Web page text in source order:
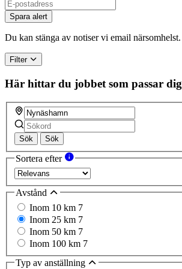
Spara alert
Du kan stänga av notiser vi email närsomhelst.
Filter
Här hittar du jobbet som passar dig
Sök Sök
Sortera efter
Avstånd
Inom 10 km 7
Inom 25 km 7
Inom 50 km 7
Inom 100 km 7
Typ av anställning